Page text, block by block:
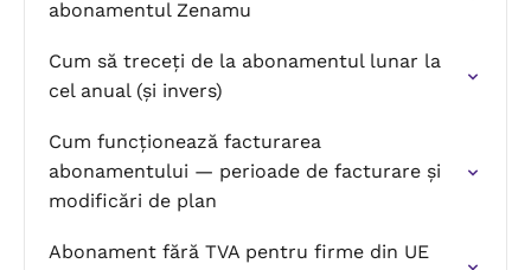
abonamentul Zenamu
Cum să treceți de la abonamentul lunar la
cel anual (și invers)
Cum funcționează facturarea
abonamentului — perioade de facturare și
modificări de plan
Abonament fără TVA pentru firme din UE